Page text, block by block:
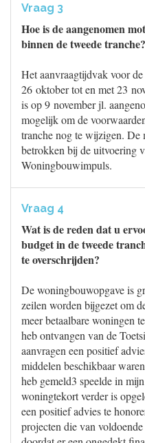
Vraag 3
Hoe is de aangenomen
binnen de tweede tranche?
Het aanvraagtijdvak voor
26 oktober tot en met 23
is op 9 november jl.
mogelijk om de
tranche nog te wijzigen.
betrokken bij de uitvoering
Woningbouwimpuls.
Vraag 4
Wat is de reden dat u
budget in de tweede
te overschrijden?
De woningbouwopgave is
zeilen worden bijgezet om
meer betaalbare woningen
heb ontvangen van de
aanvragen een positief
middelen beschikbaar
heb gemeld3 speelde in
woningtekort verder is
een positief advies te
projecten die van